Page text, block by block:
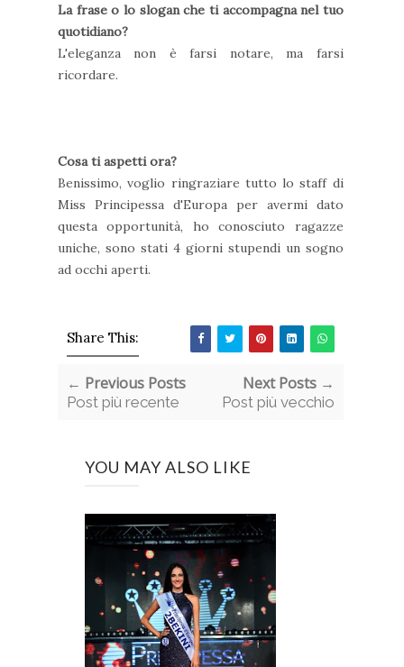
La frase o lo slogan che ti accompagna nel tuo
quotidiano?
L'eleganza non è farsi notare, ma farsi
ricordare.
Cosa ti aspetti ora?
Benissimo, voglio ringraziare tutto lo staff di
Miss Principessa d'Europa per avermi dato
questa opportunità, ho conosciuto ragazze
uniche, sono stati 4 giorni stupendi un sogno
ad occhi aperti.
Share This:
← Previous Posts
Post più recente
Next Posts →
Post più vecchio
YOU MAY ALSO LIKE